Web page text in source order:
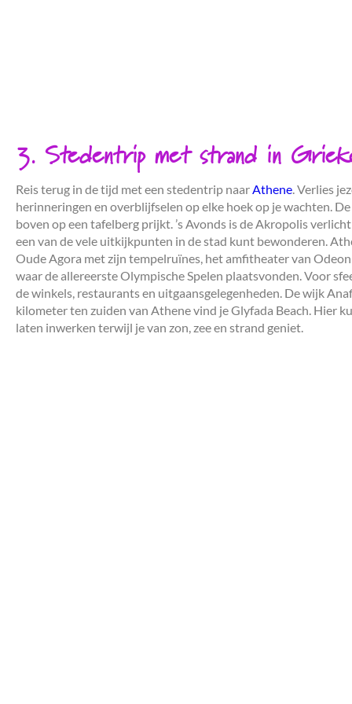
3. Stedentrip met strand in
Reis terug in de tijd met een stedentrip naar Athene . Verlies
herinneringen en overblijfselen op elke hoek op je wachten.
boven op een tafelberg prijkt. ’s Avonds is de Akropolis
een van de vele uitkijkpunten in de stad kunt bewonderen.
Oude Agora met zijn tempelruïnes, het amfitheater van
waar de allereerste Olympische Spelen plaatsvonden. Voor
de winkels, restaurants en uitgaansgelegenheden. De wijk
kilometer ten zuiden van Athene vind je Glyfada Beach. Hier
laten inwerken terwijl je van zon, zee en strand geniet.